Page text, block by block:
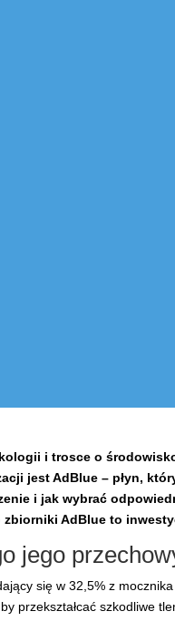
i trosce o
jest AdBlue – płyn,
i jak wybrać
AdBlue to
jego
się w 32,5% z
przekształcać szkodliwe